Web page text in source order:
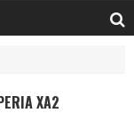
XA2